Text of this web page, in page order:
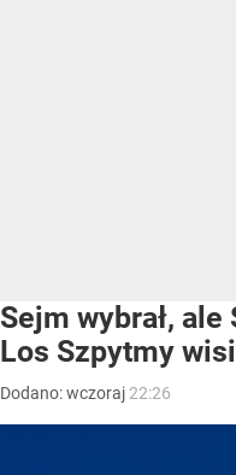
Sejm wybrał,
Los Szpytmy
Dodano:wczoraj 22:26